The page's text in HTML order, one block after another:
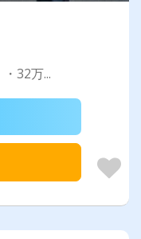
32万...